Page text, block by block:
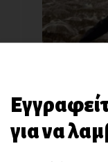
Σπουδαία
για να